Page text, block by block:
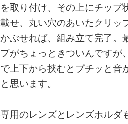
を取り付け、その上にチップ
載せ、丸い穴のあいたクリッ
かぶせれば、組み立て完了。
プがちょっときついんですが
で上下から挟むとプチッと音
と思います。
専用のレンズと レンズホルダ